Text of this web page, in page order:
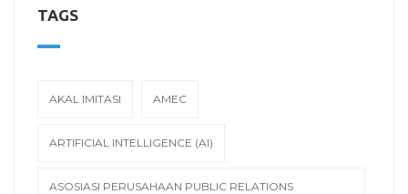
TAGS
AKAL IMITASI AMEC
ARTIFICIAL INTELLIGENCE (AI)
ASOSIASI PERUSAHAAN PUBLIC RELATIONS